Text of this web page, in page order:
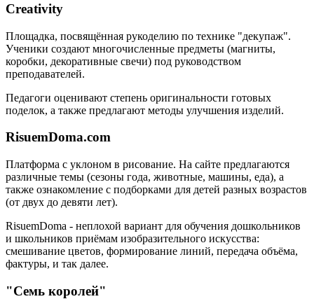
Creativity
Площадка, посвящённая рукоделию по технике "декупаж".
Ученики создают многочисленные предметы (магниты,
коробки, декоративные свечи) под руководством
преподавателей.
Педагоги оценивают степень оригинальности готовых
поделок, а также предлагают методы улучшения изделий.
RisuemDoma.com
Платформа с уклоном в рисование. На сайте предлагаются
различные темы (сезоны года, животные, машины, еда), а
также ознакомление с подборками для детей разных возрастов
(от двух до девяти лет).
RisuemDoma - неплохой вариант для обучения дошкольников
и школьников приёмам изобразительного искусства:
смешивание цветов, формирование линий, передача объёма,
фактуры, и так далее.
"Семь королей"